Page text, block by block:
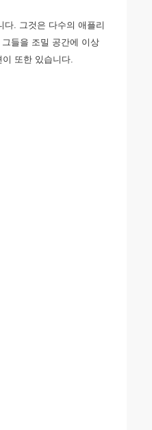
다. 그것은 다수의 애플리
들을 조밀 공간에 이상
또한 있습니다.